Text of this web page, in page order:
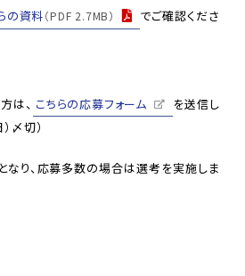
の資料（PDF 2.7MB）
でご確認くださ
は、 こちらの応募フォーム
を送信し
〆切）
り、応募多数の場合は選考を実施しま